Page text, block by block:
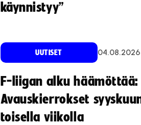
käynnistyy”
UUTISET 04.08.2026
F-liigan alku häämöttää:
Avauskierrokset
toisella viikolla